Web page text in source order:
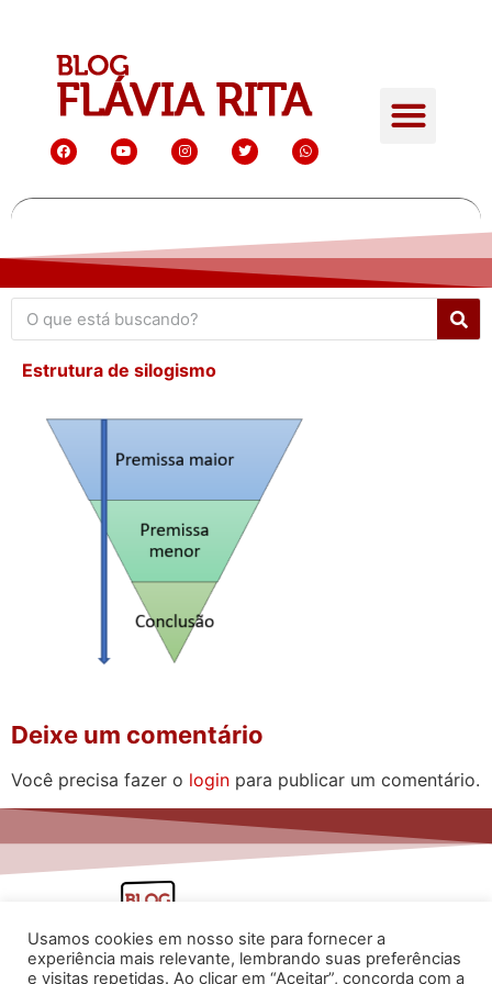
Estrutura de silogismo
Deixe um comentário
Você precisa fazer o login para publicar um comentário.
Usamos cookies em nosso site para fornecer a
experiência mais relevante, lembrando suas preferências
e visitas repetidas. Ao clicar em “Aceitar”, concorda com a